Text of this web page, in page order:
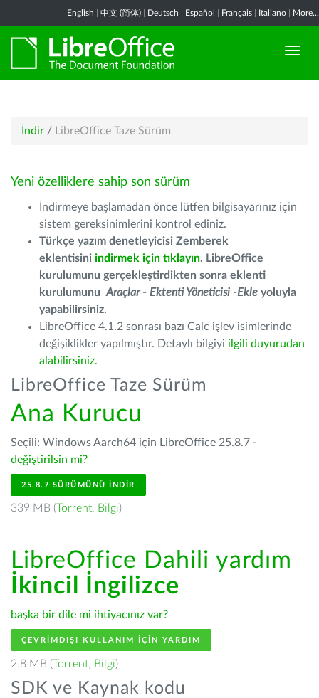
English 中文 (简体) Deutsch Español Français Italiano More...
İndir / LibreOffice Taze Sürüm
Yeni özelliklere sahip son sürüm
İndirmeye başlamadan önce lütfen bilgisayarınız için
sistem gereksinimlerini kontrol ediniz.
Türkçe yazım denetleyicisi Zemberek
eklentisini indirmek için tıklayın. LibreOffice
kurulumunu gerçekleştirdikten sonra eklenti
kurulumunu Araçlar - Ektenti Yöneticisi -Ekle yoluyla
yapabilirsiniz.
LibreOffice 4.1.2 sonrası bazı Calc işlev isimlerinde
değişiklikler yapılmıştır. Detaylı bilgiyi ilgili duyurudan
alabilirsiniz.
LibreOffice Taze Sürüm
Ana Kurucu
Seçili: Windows Aarch64 için LibreOffice 25.8.7 -
değiştirilsin mi?
25.8.7 SÜRÜMÜNÜ İNDIR
339 MB (Torrent, Bilgi)
LibreOffice Dahili yardım
İkincil İngilizce
başka bir dile mi ihtiyacınız var?
ÇEVRIMDIŞI KULLANIM IÇIN YARDIM
2.8 MB (Torrent, Bilgi)
SDK ve Kaynak kodu